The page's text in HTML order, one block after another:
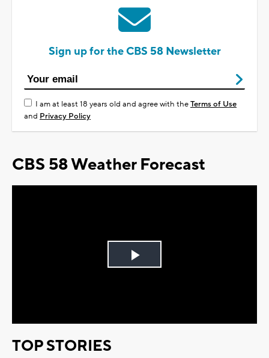
Sign up for the CBS 58 Newsletter
I am at least 18 years old and agree with theTerms of Use
and Privacy Policy
CBS 58 Weather Forecast
Play
TOP STORIES